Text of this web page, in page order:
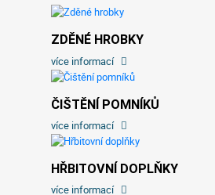
ZDĚNÉ HROBKY
více informací
ČIŠTĚNÍ POMNÍKŮ
více informací
HŘBITOVNÍ DOPLŇKY
více informací